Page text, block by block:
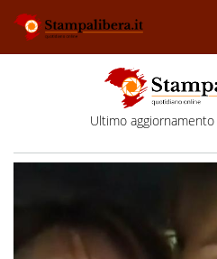
Ultimo aggiornamento